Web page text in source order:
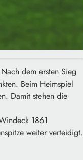
dem ersten Sieg
Beim Heimspiel
Damit stehen die
1861
weiter verteidigt.